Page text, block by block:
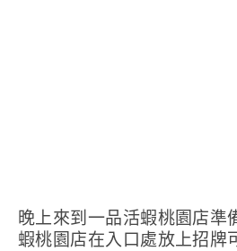
晚上來到一品活蝦桃園店準
蝦桃園店在入口處放上招牌